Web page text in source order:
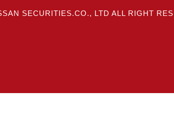
SECURITIES.CO., LTD ALL RIGHT